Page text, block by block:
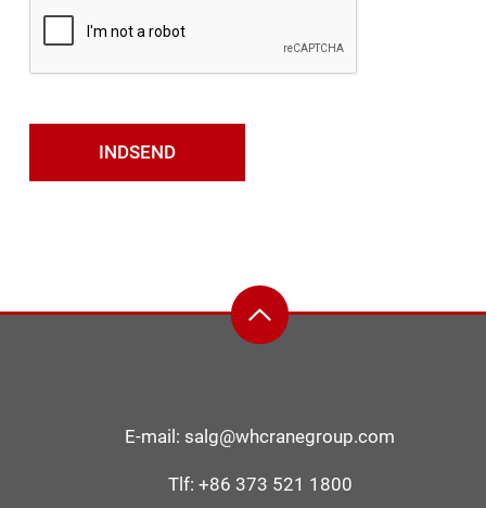
E-mail: salg@whcranegroup.com
Tlf: +86 373 521 1800